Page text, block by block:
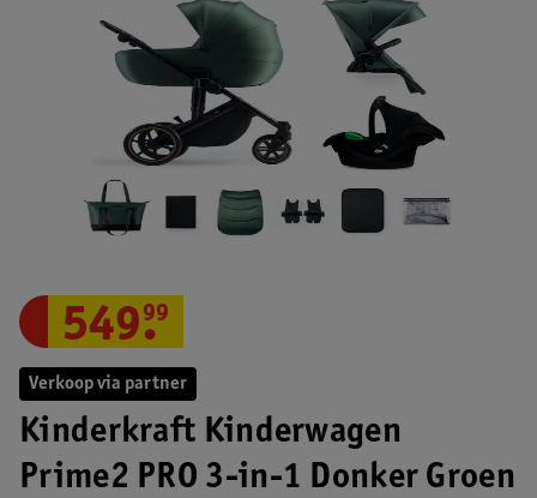
Verkoop via partner
Kinderkraft Kinderwagen
Prime2 PRO 3-in-1 Donker Groen
549.
99